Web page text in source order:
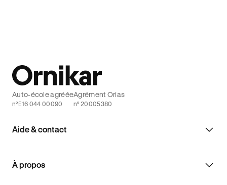
Aide & contact
À propos
Auto-école agréée
n°E16 044 00090
Agrément Orias
n° 20005380